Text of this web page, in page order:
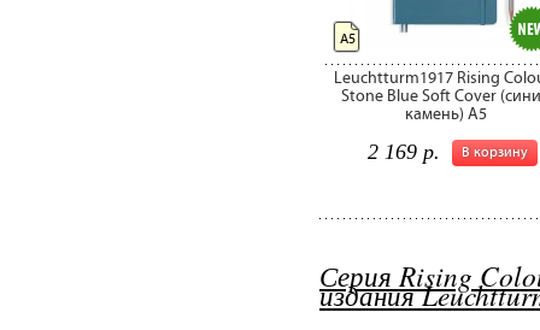
Leuchtturm1917 Rising
Stone Blue Soft Cover
камень) А5
В корзину
2 169 р.
А5
Серия Rising
издания